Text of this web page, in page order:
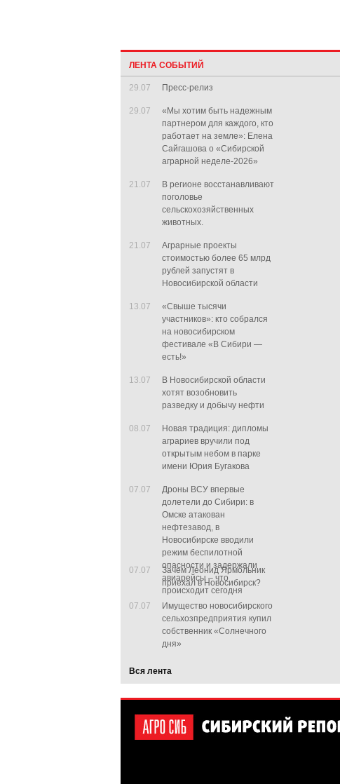
ЛЕНТА СОБЫТИЙ
29.07 Пресс-релиз
29.07
«Мы хотим быть надежным
партнером для каждого, кто
работает на земле»: Елена
Сайгашова о «Сибирской
аграрной неделе-2026»
21.07
В регионе восстанавливают
поголовье
сельскохозяйственных
животных.
21.07
Аграрные проекты
стоимостью более 65 млрд
рублей запустят в
Новосибирской области
13.07
«Свыше тысячи
участников»: кто собрался
на новосибирском
фестивале «В Сибири —
есть!»
13.07
В Новосибирской области
хотят возобновить
разведку и добычу нефти
08.07
Новая традиция: дипломы
аграриев вручили под
открытым небом в парке
имени Юрия Бугакова
07.07
Дроны ВСУ впервые
долетели до Сибири: в
Омске атакован
нефтезавод, в
Новосибирске вводили
режим беспилотной
опасности и задержали
авиарейсы – что
происходит сегодня
07.07
Зачем Леонид Ярмольник
приехал в Новосибирск?
07.07
Имущество новосибирского
сельхозпредприятия купил
собственник «Солнечного
дня»
Вся лента